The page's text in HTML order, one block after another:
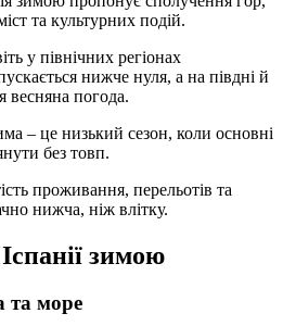
та культурних подій.
у північних регіонах
нижче нуля, а на півдні й
весняна погода.
– це низький сезон, коли основні
без товп.
проживання, перельотів та
нижча, ніж влітку.
зимою
та море